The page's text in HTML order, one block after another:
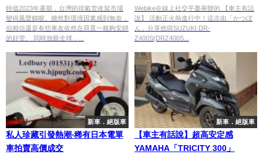
段排氣管 R-77J、GP-MAGNUM
115雙雙改款
時值2023年暑期，台灣的排氣管改裝市場
變得風聲鶴唳。雖然對環境因素感到無奈，
但相信還是有些車友依然在尋覓一根夠安靜
的好管。 同時放眼全球，...
Webike在線上社交平臺舉辦的 【車主有話
說】 活動正火熱進行中！這次由「かつぼ
ん」分享他與SUZUKI DR-
Z400S(DRZ400S...
新車．絕版車
私人珍藏引發熱潮‧稀有日本電單
車拍賣高價成交
新車．絕版車
【車主有話說】超高安定感
YAMAHA「TRICITY 300」